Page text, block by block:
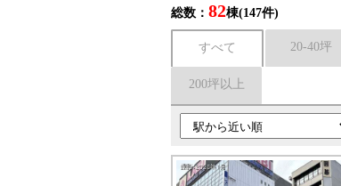
総数： 82棟(147件)
すべて 20-40坪
200坪以上